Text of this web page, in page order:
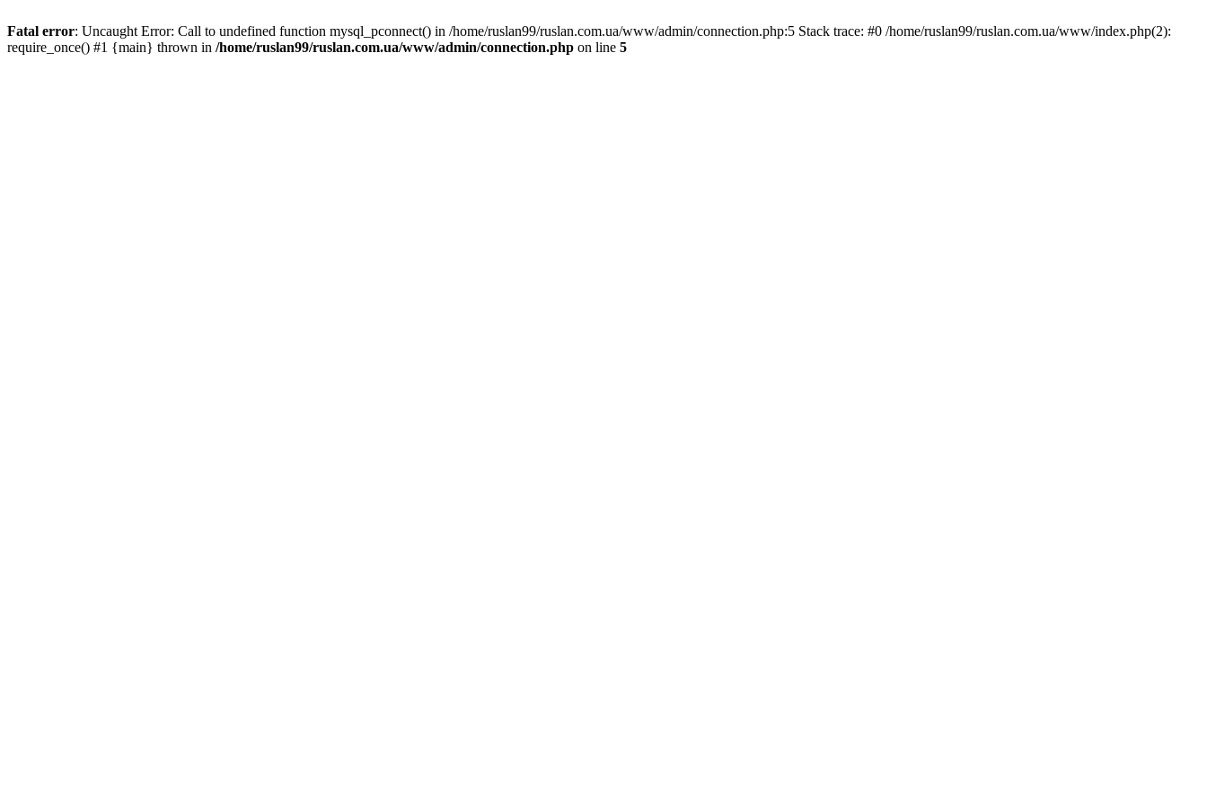
Fatal error: Uncaught Error: Call to undefined function mysql_pconnect() in /home/ruslan99/ruslan.com.ua/www/admin/connection.php:5 Stack trace: #0 /home/ruslan99/ruslan.com.ua/www/index.php(2):
require_once() #1 {main} thrown in /home/ruslan99/ruslan.com.ua/www/admin/connection.php on line 5